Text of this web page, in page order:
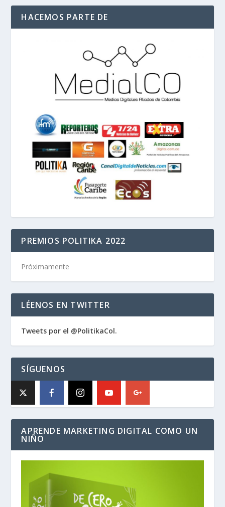
HACEMOS PARTE DE
PREMIOS POLITIKA 2022
Próximamente
LÉENOS EN TWITTER
Tweets por el @PolitikaCol.
SÍGUENOS
APRENDE MARKETING DIGITAL COMO UN
NIÑO